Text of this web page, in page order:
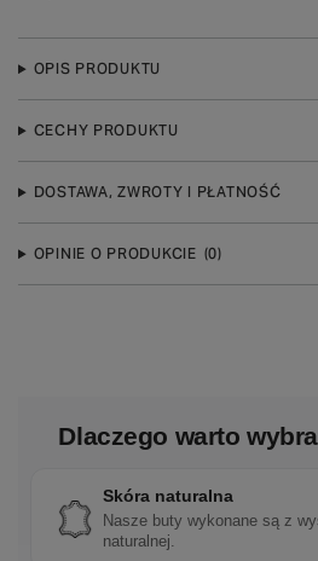
OPIS PRODUKTU
CECHY PRODUKTU
DOSTAWA, ZWROTY I PŁATNOŚĆ
OPINIE O PRODUKCIE (0)
Dlaczego warto
Skóra naturalna
Nasze buty wykonane są z
naturalnej.